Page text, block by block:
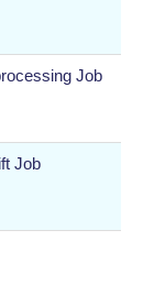
Job
Job